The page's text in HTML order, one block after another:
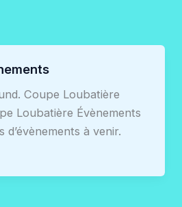
Coupe Loubatière
Loubatière Évènements
d’évènements à venir.